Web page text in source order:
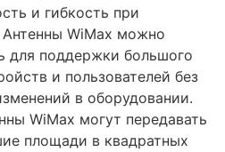
и гибкость при
Антенны WiMax можно
для поддержки большого
и пользователей без
в оборудовании.
WiMax могут передавать
площади в квадратных